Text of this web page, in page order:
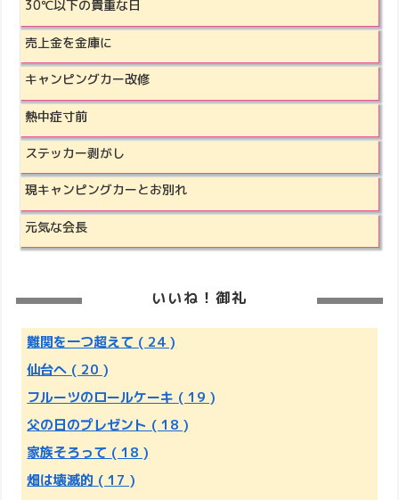
30℃以下の貴重な日
売上金を金庫に
キャンピングカー改修
熱中症寸前
ステッカー剥がし
現キャンピングカーとお別れ
元気な会長
いいね！御礼
難関を一つ超えて ( 24 )
仙台へ ( 20 )
フルーツのロールケーキ ( 19 )
父の日のプレゼント ( 18 )
家族そろって ( 18 )
畑は壊滅的 ( 17 )